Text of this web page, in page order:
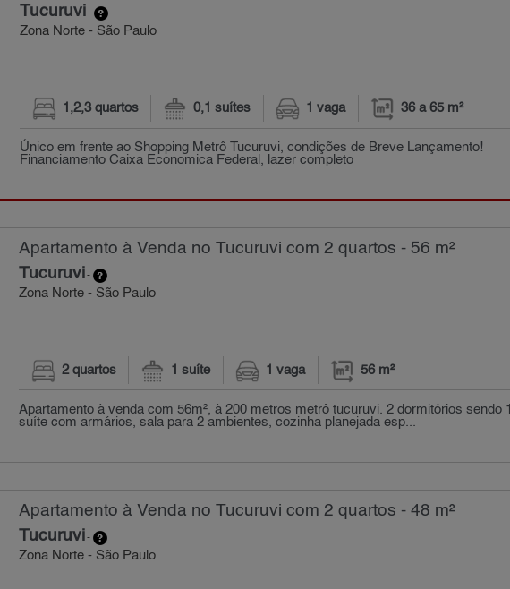
Tucuruvi -
Zona Norte - São Paulo
1,2,3 quartos 0,1 suítes 1 vaga 36 a 65 m²
Único em frente ao Shopping Metrô Tucuruvi, condições de Breve Lançamento!
Financiamento Caixa Economica Federal, lazer completo
Apartamento à Venda no Tucuruvi com 2 quartos - 56 m²
Tucuruvi-
Zona Norte - São Paulo
2 quartos 1 suíte 1 vaga 56 m²
Apartamento à venda com 56m², à 200 metros metrô tucuruvi. 2 dormitórios sendo 1
suíte com armários, sala para 2 ambientes, cozinha planejada esp...
Apartamento à Venda no Tucuruvi com 2 quartos - 48 m²
Tucuruvi-
Zona Norte - São Paulo